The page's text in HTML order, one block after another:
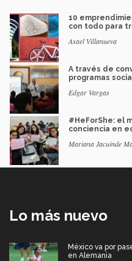
10
con todo para
Asael Villanueva
A través de
programas
Edgar Vargas
#HeForShe: el
conciencia en
Mariana Jacuinde
Lo más nuevo
México va por
en Alemania